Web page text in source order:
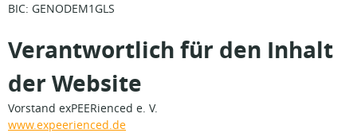
BIC: GENODEM1GLS
Verantwortlich für den Inhalt
der Website
Vorstand exPEERienced e. V.
www.expeerienced.de